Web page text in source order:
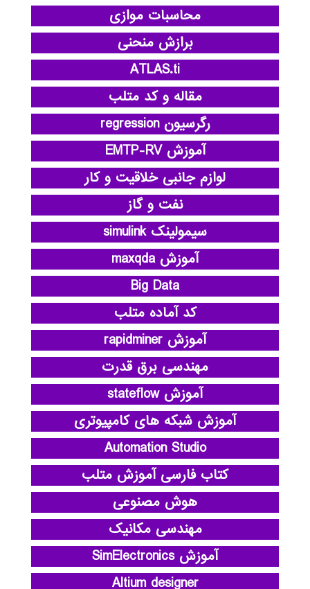
محاسبات موازی
برازش منحنی
ATLAS.ti
مقاله و کد متلب
رگرسیون regression
آموزش EMTP-RV
لوازم جانبی خلاقیت و کار
نفت و گاز
سیمولینک simulink
آموزش maxqda
Big Data
کد آماده متلب
آموزش rapidminer
مهندسی برق قدرت
آموزش stateflow
آموزش شبکه های کامپیوتری
Automation Studio
کتاب فارسی آموزش متلب
هوش مصنوعی
مهندسی مکانیک
آموزش SimElectronics
Altium designer